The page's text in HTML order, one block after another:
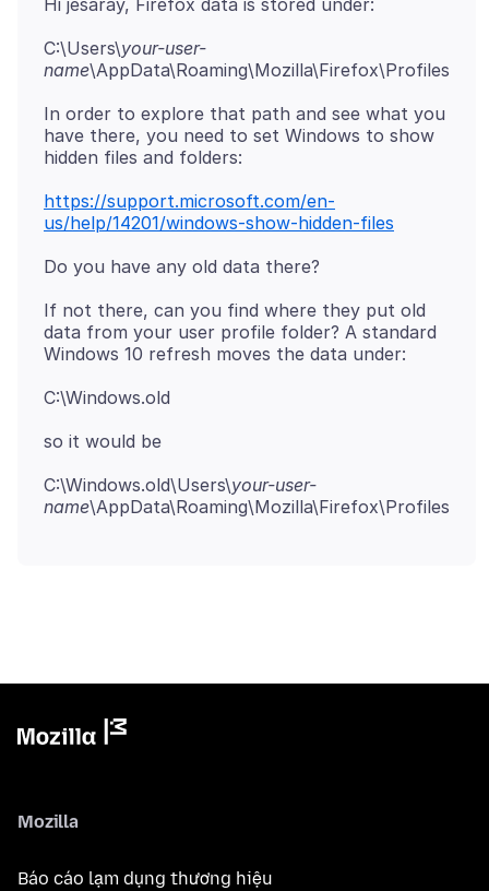
C:\Users\your-user-
name
In order to explore that path and see what you
have there, you need to set Windows to show
https://support.microsoft.com/en-
us/help/14201/windows-show-hidden-files
If not there, can you find where they put old
data from your user profile folder? A standard
C:\Windows.old\Users\your-user-
name
Mozilla
Báo cáo lạm dụng thương hiệu